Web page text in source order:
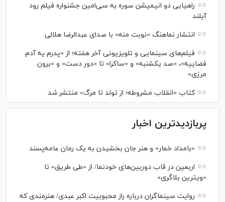
راهیابی دو انیمیشن سوره به سی‌امین جشنواره فیلم رود
آیلند
انتشار نماهنگ «نوبت منه» با صدای عبدالرضا هلالی
فیلم‌های سینمایی و تلویزیونی آخر هفته؛ از «پدرم یه آدم
فضاییه»، «صد یکشنبه» و «ساکرا» تا «دور دست» و «برون
مرزی»
کتاب «انقلاب مشروطه؛ از تولد تا مرگ» منتشر شد
پربازدیدترین اخبار
«بامداد خمار» و هنر جان بخشیدن به یک رمان عامه‌پسند
اربعین در قاب دوربین‌های خودنما/ از «طی طریق» تا
«ویترین بلاگری»
روایت سینماگران درباره راز محبوبیت اکبر عبدی/ هنرمندی که